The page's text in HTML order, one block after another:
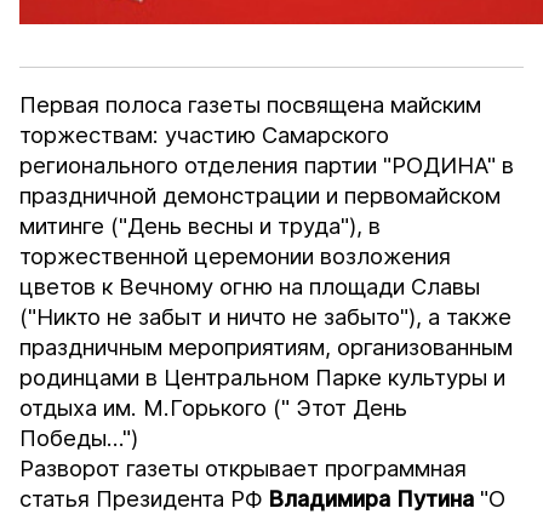
Первая полоса газеты посвящена майским
торжествам: участию Самарского
регионального отделения партии "РОДИНА" в
праздничной демонстрации и первомайском
митинге ("День весны и труда"), в
торжественной церемонии возложения
цветов к Вечному огню на площади Славы
("Никто не забыт и ничто не забыто"), а также
праздничным мероприятиям, организованным
родинцами в Центральном Парке культуры и
отдыха им. М.Горького (" Этот День
Победы…")
Разворот газеты открывает программная
статья Президента РФ Владимира Путина "О